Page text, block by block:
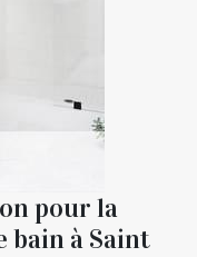
pour la
bain à Saint